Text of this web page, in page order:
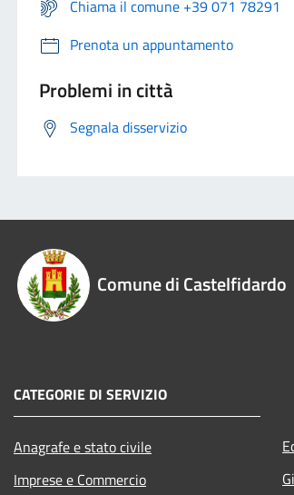
Chiama il comune +39 071 78291
Prenota un appuntamento
Problemi in città
Segnala disservizio
Comune di Castelfidardo
CATEGORIE DI SERVIZIO
Anagrafe e stato civile
Imprese e Commercio